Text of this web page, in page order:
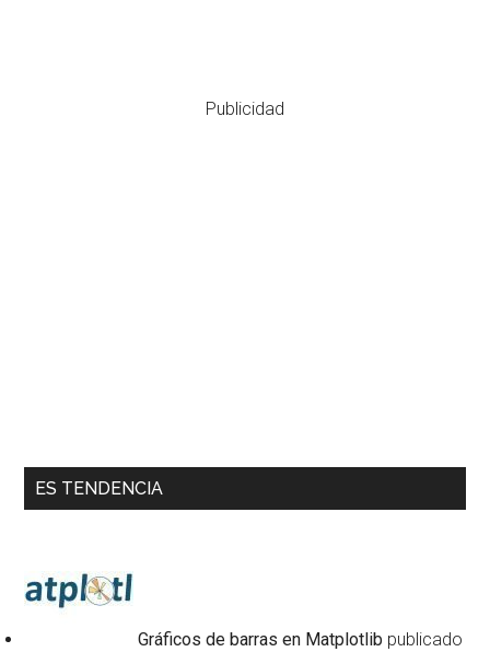
Publicidad
ES TENDENCIA
Gráficos de barras en Matplotlib publicado